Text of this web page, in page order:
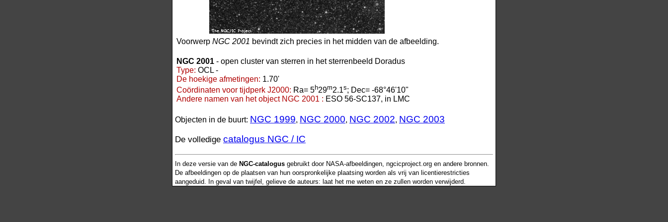
Voorwerp NGC 2001 bevindt zich precies in het midden van de afbeelding.
NGC 2001 - open cluster van sterren in het sterrenbeeld Doradus
Type: OCL -
De hoekige afmetingen: 1.70'
Coördinaten voor tijdperk J2000: Ra= 5h29m2.1s; Dec= -68°46'10"
Andere namen van het object NGC 2001 : ESO 56-SC137, in LMC
Objecten in de buurt: NGC 1999, NGC 2000, NGC 2002, NGC 2003
De volledige catalogus NGC / IC
In deze versie van de NGC-catalogus gebruikt door NASA-afbeeldingen, ngcicproject.org en andere bronnen.
De afbeeldingen op de plaatsen van hun oorspronkelijke plaatsing worden als vrij van licentierestricties
aangeduid. In geval van twijfel, gelieve de auteurs: laat het me weten en ze zullen worden verwijderd.